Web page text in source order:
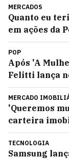
MERCADOS
Quanto eu
em ações da
POP
Após 'A
Felitti lança
MERCADO
'Queremos
carteira
TECNOLOGIA
Samsung